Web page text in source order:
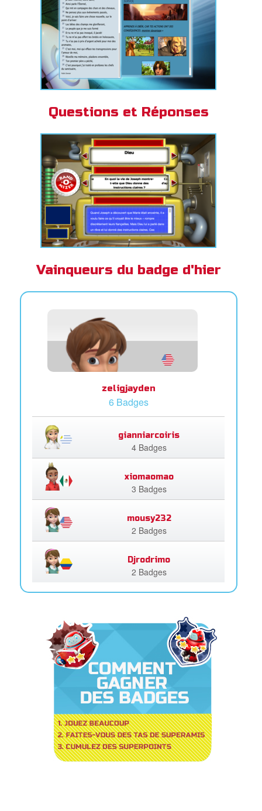
Questions et Réponses
Vainqueurs du badge d'hier
zeligjayden
6 Badges
gianniarcoiris
4 Badges
xiomaomao
3 Badges
mousy232
2 Badges
Djrodrimo
2 Badges